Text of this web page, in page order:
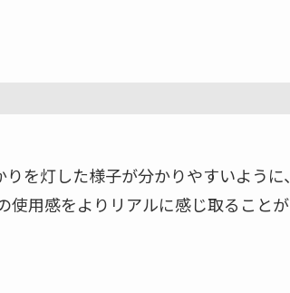
を灯した様子が分かりやすいように、
使用感をよりリアルに感じ取ることが